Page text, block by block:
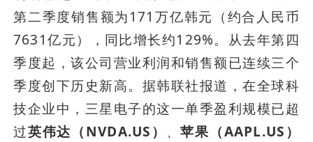
第二季度销售额为171万亿韩元（约合人民币
7631亿元），同比增长约129%。从去年第四
季度起，该公司营业利润和销售额已连续三个
季度创下历史新高。据韩联社报道，在全球科
技企业中，三星电子的这一单季盈利规模已超
过英伟达（NVDA.US） 、苹果（AAPL.US）